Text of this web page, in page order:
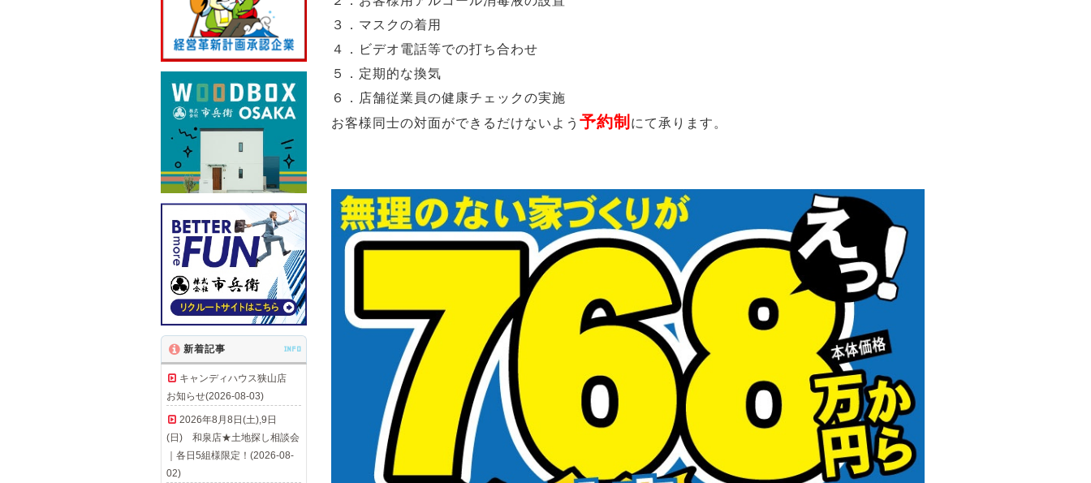
３．マスクの着用
４．ビデオ電話等での打ち合わせ
５．定期的な換気
６．店舗従業員の健康チェックの実施
お客様同士の対面ができるだけないよう 予約制 にて承ります。
新着記事 INFO
キャンディハウス狭山店
お知らせ(2026-08-03)
2026年8月8日(土),9日
(日) 和泉店★土地探し相談会
｜各日5組様限定！(2026-08-
02)